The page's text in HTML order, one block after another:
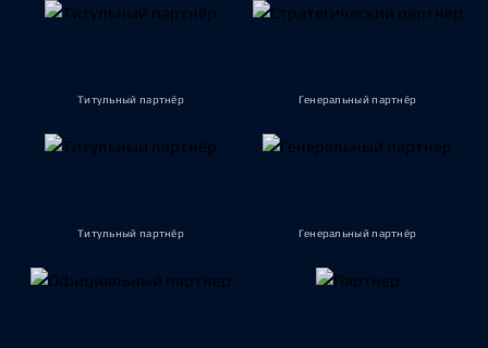
Титульный партнёр Генеральный партнёр
Титульный партнёр Генеральный партнёр